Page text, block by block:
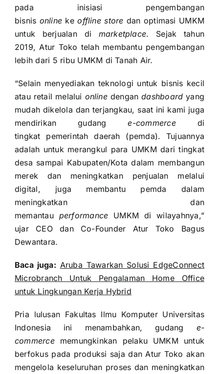
pada inisiasi pengembangan
bisnis online keoffline store dan optimasi UMKM
untuk berjualan di marketplace. Sejak tahun
2019, Atur Toko telah membantu pengembangan
lebih dari 5 ribu UMKM di Tanah Air.
“Selain menyediakan teknologi untuk bisnis kecil
atau retail melalui onlinedengandashboard yang
mudah dikelola dan terjangkau, saat ini kami juga
mendirikan gudang e-commercedi
tingkat pemerintah daerah (pemda). Tujuannya
adalah untuk merangkul para UMKM dari tingkat
desa sampai Kabupaten/Kota dalam membangun
merek dan meningkatkan penjualan melalui
digital, juga membantu pemda dalam
meningkatkan dan
memantau performance UMKM di wilayahnya,”
ujar CEO dan Co-Founder Atur Toko Bagus
Dewantara.
Baca juga: Aruba Tawarkan Solusi EdgeConnect
Microbranch Untuk Pengalaman Home Office
untuk Lingkungan Kerja Hybrid
Pria lulusan Fakultas Ilmu Komputer Universitas
Indonesia ini menambahkan, gudang e-
commercememungkinkan pelaku UMKM untuk
berfokus pada produksi saja dan Atur Toko akan
mengelola keseluruhan proses dan meningkatkan